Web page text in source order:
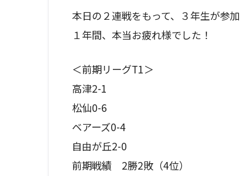
本日の２連戦をもって、３年生が参
１年間、本当お疲れ様でした！
＜前期リーグT1＞
高津2-1
松仙0-6
ベアーズ0-4
自由が丘2-0
前期戦績 2勝2敗（4位）